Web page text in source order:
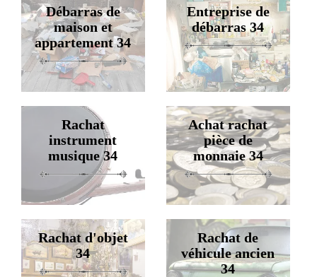
Débarras de
maison et
appartement 34
Entreprise de
débarras 34
Rachat
instrument
musique 34
Achat rachat
pièce de
monnaie 34
Rachat d'objet
34
Rachat de
véhicule ancien
34